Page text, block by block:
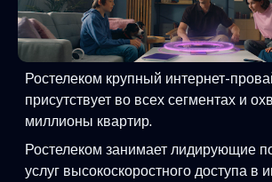
Ростелеком крупный интернет-
присутствует во всех сегментах и
миллионы квартир.
Ростелеком занимает лидирующие
услуг высокоскоростного доступа в